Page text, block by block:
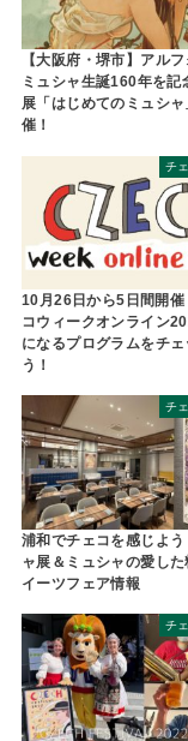
【大阪府・堺市】アルフ
ミュシャ生誕160年を記
展「はじめてのミュシャ
催！
チ
10月26日から5日間開催
コウィークオンライン
になるプログラムをチェ
う！
チ
浦和でチェコを感じよ
ャ展＆ミュシャの愛し
イーツフェア情報
チ